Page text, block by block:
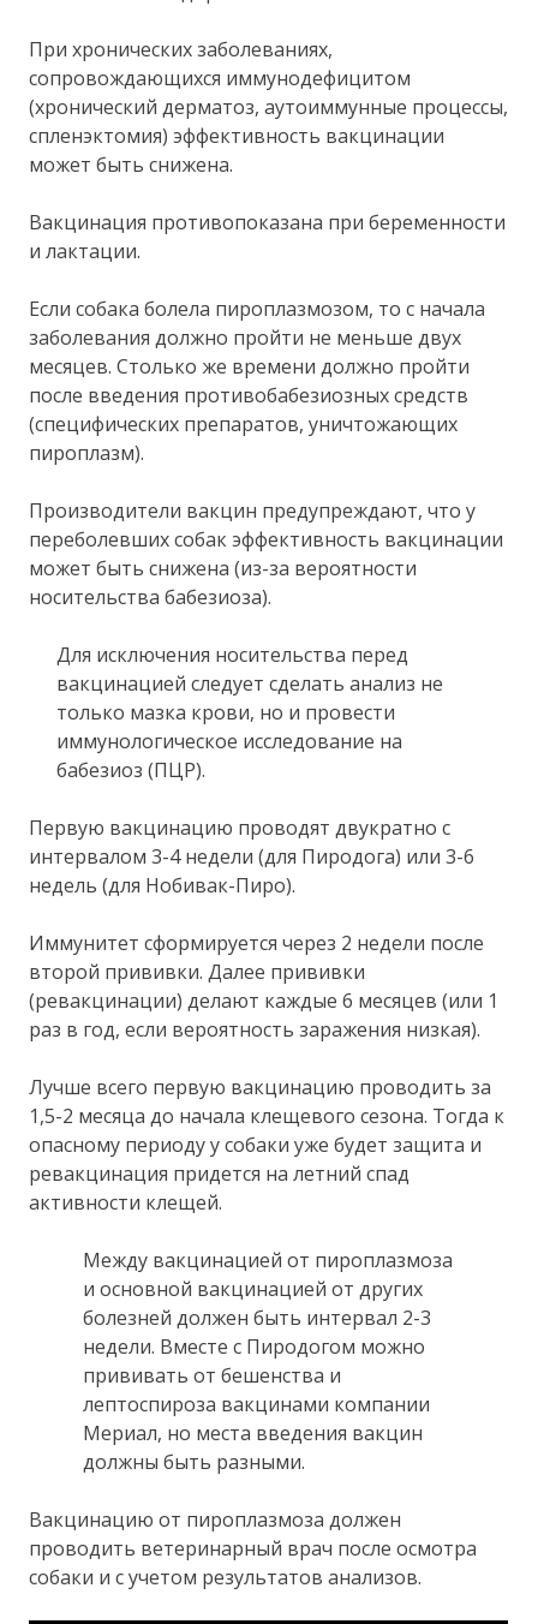
При хронических заболеваниях,
сопровождающихся иммунодефицитом
(хронический дерматоз, аутоиммунные процессы,
спленэктомия) эффективность вакцинации
может быть снижена.
Вакцинация противопоказана при беременности
и лактации.
Если собака болела пироплазмозом, то с начала
заболевания должно пройти не меньше двух
месяцев. Столько же времени должно пройти
после введения противобабезиозных средств
(специфических препаратов, уничтожающих
пироплазм).
Производители вакцин предупреждают, что у
переболевших собак эффективность вакцинации
может быть снижена (из-за вероятности
носительства бабезиоза).
Для исключения носительства перед
вакцинацией следует сделать анализ не
только мазка крови, но и провести
иммунологическое исследование на
бабезиоз (ПЦР).
Первую вакцинацию проводят двукратно с
интервалом 3-4 недели (для Пиродога) или 3-6
недель (для Нобивак-Пиро).
Иммунитет сформируется через 2 недели после
второй прививки. Далее прививки
(ревакцинации) делают каждые 6 месяцев (или 1
раз в год, если вероятность заражения низкая).
Лучше всего первую вакцинацию проводить за
1,5-2 месяца до начала клещевого сезона. Тогда к
опасному периоду у собаки уже будет защита и
ревакцинация придется на летний спад
активности клещей.
Между вакцинацией от пироплазмоза
и основной вакцинацией от других
болезней должен быть интервал 2-3
недели. Вместе с Пиродогом можно
прививать от бешенства и
лептоспироза вакцинами компании
Мериал, но места введения вакцин
должны быть разными.
Вакцинацию от пироплазмоза должен
проводить ветеринарный врач после осмотра
собаки и с учетом результатов анализов.